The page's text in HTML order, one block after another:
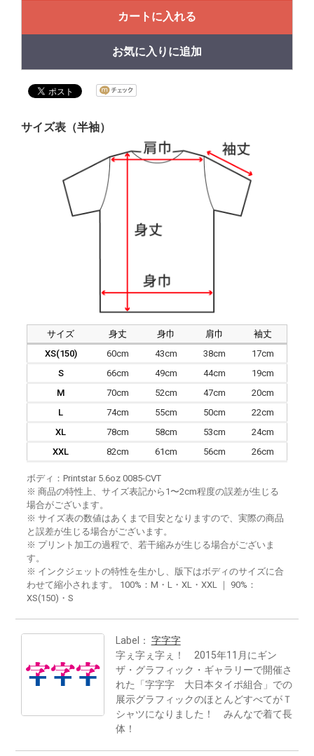
カートに入れる
お気に入りに追加
サイズ表（半袖）
サイズ 身丈 身巾 肩巾
袖丈
XS(150)
60cm 43cm 38cm
17cm
S
66cm 49cm 44cm
19cm
M
70cm 52cm 47cm
20cm
L
74cm 55cm 50cm
22cm
XL
78cm 58cm 53cm
24cm
XXL
82cm 61cm 56cm 26cm
ボディ：Printstar 5.6oz 0085-CVT
※ 商品の特性上、サイズ表記から1〜2cm程度の誤差が生じる
場合がございます。
※ サイズ表の数値はあくまで目安となりますので、実際の商品
と誤差が生じる場合がございます。
※ プリント加工の過程で、若干縮みが生じる場合がございま
す。
※ インクジェットの特性を生かし、版下はボディのサイズに合
わせて縮小されます。 100%：M・L・XL・XXL ｜ 90%：
XS(150)・S
Label： 字字字
字ぇ字ぇ字ぇ！ 2015年11月にギン
ザ・グラフィック・ギャラリーで開催さ
れた「字字字 大日本タイポ組合」での
展示グラフィックのほとんどすべてがＴ
シャツになりました！ みんなで着て長
体！